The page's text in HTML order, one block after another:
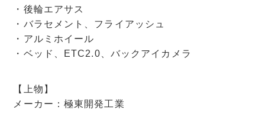
・後輪エアサス
・バラセメント、フライアッシュ
・アルミホイール
・ベッド、ETC2.0、バックアイカメラ
【上物】
メーカー：極東開発工業